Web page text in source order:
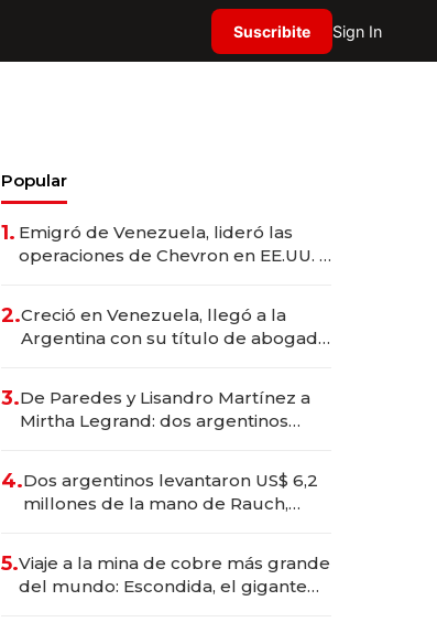
Suscribite Sign In
Popular
1. Emigró de Venezuela, lideró las
operaciones de Chevron en EE.UU. y
2.Creció en Venezuela, llegó a la
Argentina con su título de abogado
marcas "fast premium"
3.De Paredes y Lisandro Martínez a
Mirtha Legrand: dos argentinos
deportivo y el cuidado corporal
4.Dos argentinos levantaron US$ 6,2
millones de la mano de Rauch,
5.Viaje a la mina de cobre más grande
del mundo: Escondida, el gigante